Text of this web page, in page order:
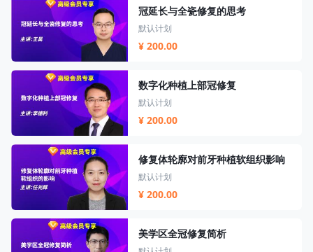
冠延长与全瓷修复的思考
默认计划
¥ 200.00
数字化种植上部冠修复
默认计划
¥ 200.00
修复体轮廓对前牙种植软组织影响
默认计划
¥ 200.00
美学区全冠修复简析